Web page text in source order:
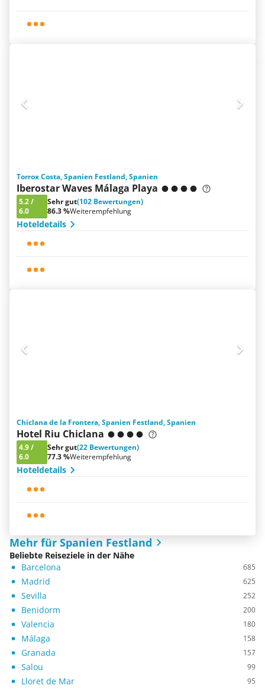
Torrox Costa, Spanien Festland, Spanien
Iberostar Waves Málaga Playa
5.2/
6.0
Sehr gut(102 Bewertungen)
86.3 %Weiterempfehlung
Hoteldetails
Chiclana de la Frontera, Spanien Festland, Spanien
Hotel Riu Chiclana
4.9/
6.0
Sehr gut(22 Bewertungen)
77.3 %Weiterempfehlung
Hoteldetails
Mehr für Spanien Festland
Beliebte Reiseziele in der Nähe
Barcelona
685
Madrid 625
Sevilla 252
Benidorm 200
Valencia 180
Málaga 158
Granada 157
Salou 99
Lloret de Mar 95